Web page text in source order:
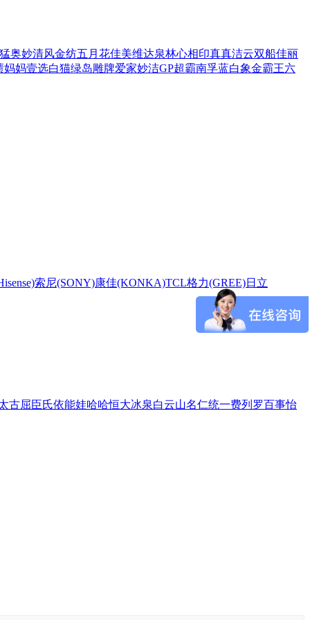
奥妙清风金纺五月花佳美维达泉林心相印真真洁云双船佳丽
妈妈壹选白猫绿岛雕牌爱家妙洁GP超霸南孚蓝白象金霸王六
索尼(SONY)康佳(KONKA)TCL格力(GREE)日立
古屈臣氏依能娃哈哈恒大冰泉白云山名仁统一费列罗百事怡